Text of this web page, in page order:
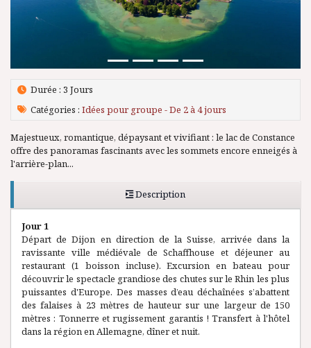
Durée : 3 Jours
Catégories : Idées pour groupe - De 2 à 4 jours
Majestueux, romantique, dépaysant et vivifiant : le lac de Constance
offre des panoramas fascinants avec les sommets encore enneigés à
l'arrière-plan...
Description
Jour 1
Départ de Dijon en direction de la Suisse, arrivée dans la
ravissante ville médiévale de Schaffhouse et déjeuner au
restaurant (1 boisson incluse). Excursion en bateau pour
découvrir le spectacle grandiose des chutes sur le Rhin les plus
puissantes d'Europe. Des masses d’eau déchaînées s’abattent
des falaises à 23 mètres de hauteur sur une largeur de 150
mètres : Tonnerre et rugissement garantis ! Transfert à l'hôtel
dans la région en Allemagne, dîner et nuit.